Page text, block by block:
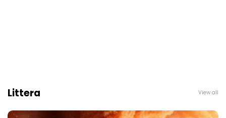
Littera View all